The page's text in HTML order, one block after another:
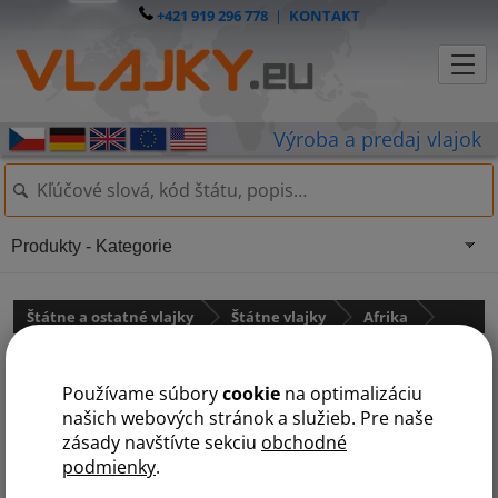
Používame súborycookie na optimalizáciu
našich webových stránok a služieb. Pre naše
zásady navštívte sekciu obchodné
podmienky.
+421 919 296 778| KONTAKT
Štátne a ostatné vlajky Štátne vlajky Afrika
Produkty - Kategorie